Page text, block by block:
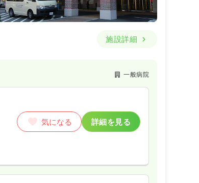
気になる 詳細を見る
施設詳細
一般病院
気になる 詳細を見る